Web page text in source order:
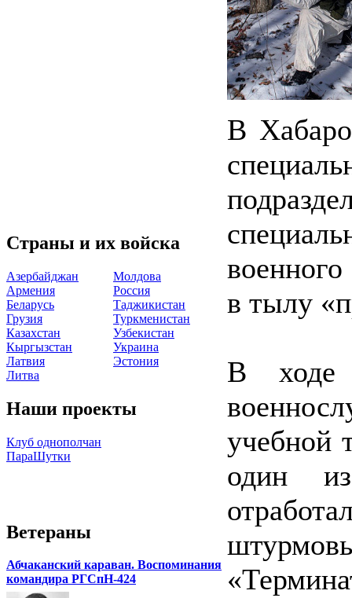
Страны и их войска
Азербайджан
Армения
Беларусь
Грузия
Казахстан
Кыргызстан
Латвия
Литва
Молдова
Россия
Таджикистан
Туркменистан
Узбекистан
Украина
Эстония
Наши проекты
Клуб однополчан
ПараШутки
Ветераны
Абчаканский караван. Воспоминания
командира РГСпН-424
В
в тылу
В ходе
учебной
один